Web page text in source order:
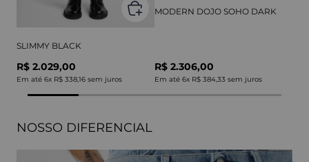
SLIMMY BLACK
R$ 2.029,00
Em até 6x R$ 338,16 sem juros
MODERN DOJO SOHO DARK
R$ 2.306,00
Em até 6x R$ 384,33 sem juros
NOSSO DIFERENCIAL